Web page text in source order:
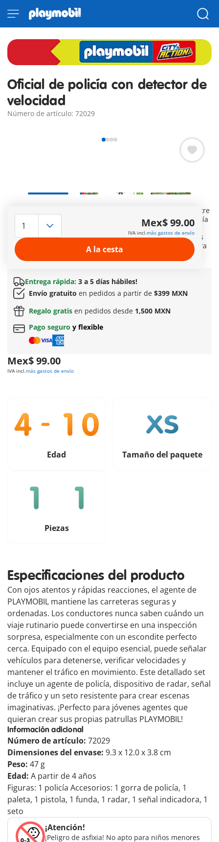
Oficial de policía con detector de
velocidad
Número de artículo: 72029
Policía de PLAYMOBIL Special Plus con radar. Escondido entre
los densos arbustos al borde de la carretera, el astuto policía
de PLAYMOBIL acecha con su radar portátil. Totalmente
concentrado en su tarea, mide la velocidad de los vehículos
que pasan, listo para detener a cualquier vehículo que corra
más de la cuenta.
Más información
Entrega rápida: 3 a 5 días hábiles!
Envío gratuito en pedidos a partir de $399 MXN
Regalo gratis en pedidos desde 1,500 MXN
Pago seguro y flexible
Mex$ 99.00
IVA incl.más gastos de envío
Mex$ 99.00
IVA incl.más gastos de envío
A la cesta
Edad Tamaño del paquete
Piezas
Especificaciones del producto
Con ojos atentos y rápidas reacciones, el agente de
PLAYMOBIL mantiene las carreteras seguras y
ordenadas. Los conductores nunca saben cuándo un
viaje rutinario puede convertirse en una inspección
sorpresa, especialmente con un escondite perfecto
cerca. Equipado con el equipo esencial, puede señalar
vehículos para detenerse, verificar velocidades y
mantener el tráfico en movimiento. Este detallado set
incluye un agente de policía, dispositivo de radar, señal
de tráfico y un seto resistente para crear escenas
imaginativas. ¡Perfecto para jóvenes agentes que
quieran crear sus propias patrullas PLAYMOBIL!
Información adicional
Número de artículo: 72029
Dimensiones del envase: 9.3 x 12.0 x 3.8 cm
Peso: 47 g
Edad: A partir de 4 años
Figuras: 1 policía Accesorios: 1 gorra de policía, 1
paleta, 1 pistola, 1 funda, 1 radar, 1 señal indicadora, 1
seto
¡Atención!
¡Peligro de asfixia! No apto para niños menores